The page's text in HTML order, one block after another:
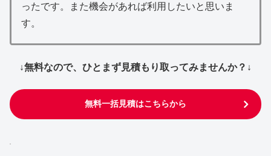
ったです。また機会があれば利用したいと思いま
す。
↓無料なので、ひとまず見積もり取ってみませんか？↓
無料一括見積はこちらから